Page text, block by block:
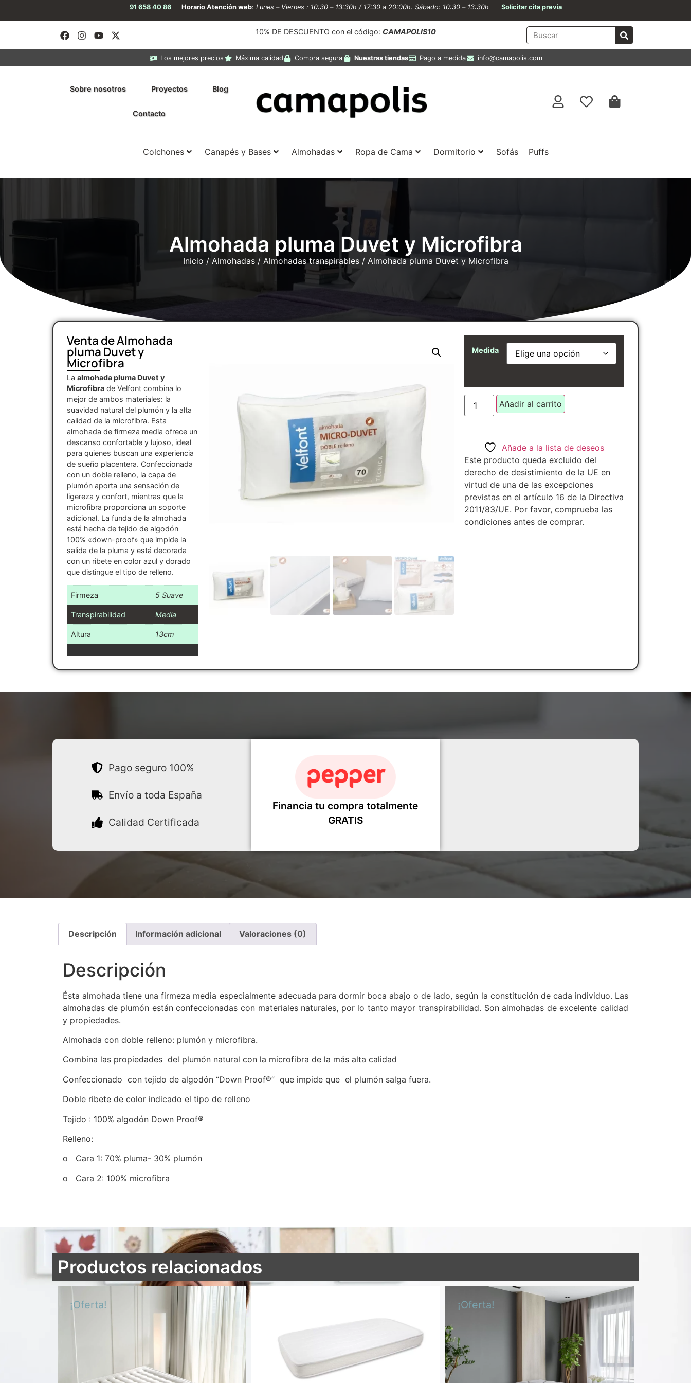
91 658 40 86 Horario Atención web: Lunes – Viernes : 10:30 – 13:30h / 17:30 a 20:00h. Sábado: 10:30 – 13:30h Solicitar cita previa
10% DE DESCUENTO con el código: CAMAPOLIS10
Los mejores precios Máxima calidad Compra segura Nuestras tiendas Pago a medida info@camapolis.com
Sobre nosotros Proyectos Blog
Contacto
Colchones Canapés y Bases Almohadas Ropa de Cama Dormitorio Sofás Puffs
Almohada pluma Duvet y Microfibra
Inicio / Almohadas/ Almohadas transpirables/ Almohada pluma Duvet y Microfibra
Venta de Almohada
pluma Duvet y
Microfibra
La almohada pluma Duvet y
Microfibra de Velfont combina lo
mejor de ambos materiales: la
suavidad natural del plumón y la alta
calidad de la microfibra. Esta
almohada de firmeza media ofrece un
descanso confortable y lujoso, ideal
para quienes buscan una experiencia
de sueño placentera. Confeccionada
con un doble relleno, la capa de
plumón aporta una sensación de
ligereza y confort, mientras que la
microfibra proporciona un soporte
adicional. La funda de la almohada
está hecha de tejido de algodón
100% «down-proof» que impide la
salida de la pluma y está decorada
con un ribete en color azul y dorado
que distingue el tipo de relleno.
Firmeza 5 Suave
Transpirabilidad Media
Altura 13cm
Medida
Añadir al carrito
Añade a la lista de deseos
Este producto queda excluido del
derecho de desistimiento de la UE en
virtud de una de las excepciones
previstas en el artículo 16 de la Directiva
2011/83/UE. Por favor, comprueba las
condiciones antes de comprar.
Pago seguro 100%
Envío a toda España
Calidad Certificada
Financia tu compra totalmente
GRATIS
Descripción Información adicional Valoraciones (0)
Descripción
Ésta almohada tiene una firmeza media especialmente adecuada para dormir boca abajo o de lado, según la constitución de cada individuo. Las
almohadas de plumón están confeccionadas con materiales naturales, por lo tanto mayor transpirabilidad. Son almohadas de excelente calidad
y propiedades.
Almohada con doble relleno: plumón y microfibra.
Combina las propiedades del plumón natural con la microfibra de la más alta calidad
Confeccionado con tejido de algodón “Down Proof®” que impide que el plumón salga fuera.
Doble ribete de color indicado el tipo de relleno
Tejido : 100% algodón Down Proof®
Relleno:
o Cara 1: 70% pluma- 30% plumón
o Cara 2: 100% microfibra
Productos relacionados
¡Oferta!
Colchón cuna Air Active antiahogo aloe vera 3D
51,45€
¡Oferta!